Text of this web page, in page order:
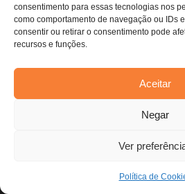
consentimento para essas tecnologias nos
como comportamento de navegação ou IDs
consentir ou retirar o consentimento pode
recursos e funções.
Aceitar
Negar
Ver
Política de
Estamos usando cookies para
configurações.